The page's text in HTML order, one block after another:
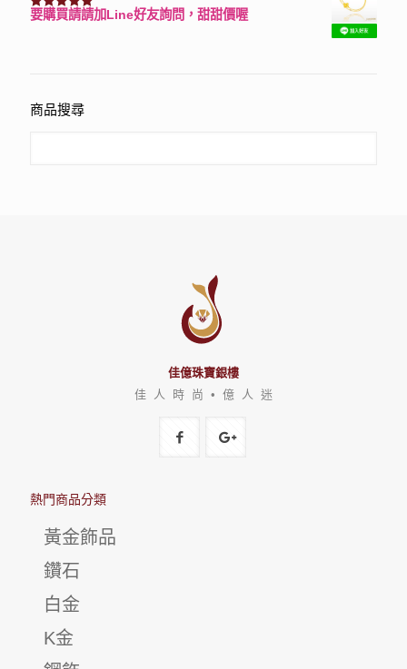
評分3150滿分 5
要購買請請加Line好友詢問，甜甜價喔
商品搜尋
佳億珠寶銀樓
佳 人 時 尚 • 億 人 迷
熱門商品分類
黃金飾品
鑽石
白金
K金